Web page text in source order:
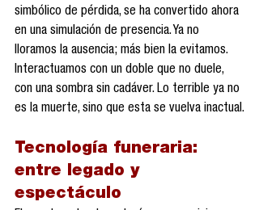
simbólico de pérdida, se ha convertido ahora
en una simulación de presencia. Ya no
lloramos la ausencia; más bien la evitamos.
Interactuamos con un doble que no duele,
con una sombra sin cadáver. Lo terrible ya no
es la muerte, sino que esta se vuelva inactual.
Tecnología funeraria:
entre legado y
espectáculo